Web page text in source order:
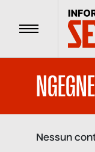
Menu
Nessun